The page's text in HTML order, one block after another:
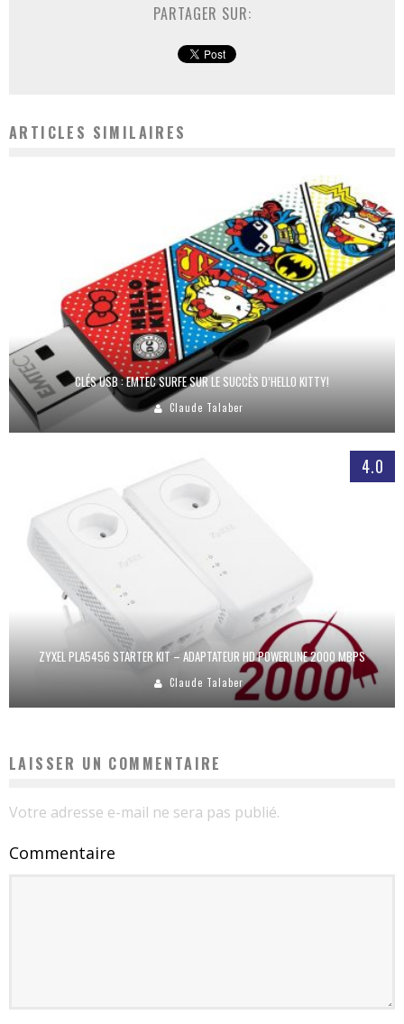
PARTAGER SUR:
ARTICLES SIMILAIRES
CLÉS USB : EMTEC SURFE SUR LE SUCCÈS D’HELLO KITTY!
Claude Talaber
4.0
ZYXEL PLA5456 STARTER KIT – ADAPTATEUR HD POWERLINE 2000 MBPS
Claude Talaber
LAISSER UN COMMENTAIRE
Votre adresse e-mail ne sera pas publié.
Commentaire